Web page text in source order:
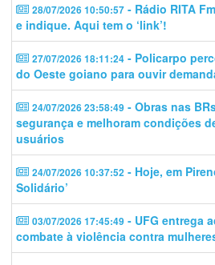
28/07/2026 10:50:57 - Rádio RITA
e indique. Aqui tem o ‘link’!
27/07/2026 18:11:24 - Policarpo
do Oeste goiano para ouvir
24/07/2026 23:58:49 - Obras nas
segurança e melhoram condições
usuários
24/07/2026 10:37:52 - Hoje, em
Solidário’
03/07/2026 17:45:49 - UFG entrega
combate à violência contra